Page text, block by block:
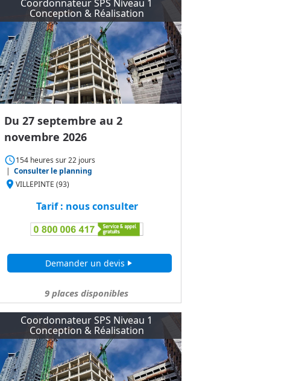
Coordonnateur SPS Niveau 1
Conception & Réalisation
Du 27 septembre au 2
novembre 2026
access_time154 heuressur22 jours
| Consulter le planning
placeVILLEPINTE (93)
Tarif : nous consulter
Demander un devis play_arrow
9places disponibles
Coordonnateur SPS Niveau 1
Conception & Réalisation